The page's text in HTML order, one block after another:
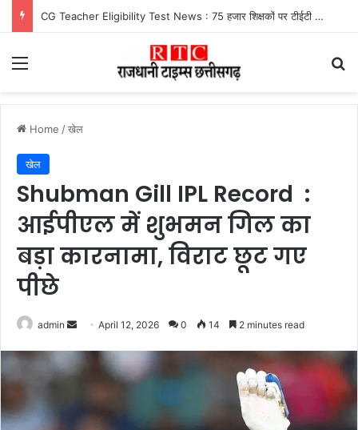
CG Teacher Eligibility Test News : 75 हजार शिक्षकों पर टीईटी का संकट, इतने दिनों में पास करना जरूरी
Menu
Home /खेल
खेल
Shubman Gill IPL Record :
आईपीएल में शुभमन गिल का
बड़ा कारनामा, विराट छूट गए
पीछे
admin
SendApril 12, 2026 0 14 2 minutes read